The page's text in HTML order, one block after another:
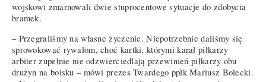
wojskowi zmarnowali dwie stuprocentowe sytuacje do zdobycia
bramek.
– Przegraliśmy na własne życzenie. Niepotrzebnie daliśmy się
sprowokować rywalom, choć kartki, którymi karał piłkarzy
arbiter zupełnie nie odzwierciedlają przewinień piłkarzy obu
drużyn na boisku – mówi prezes Twardego ppłk Mariusz Bolecki.